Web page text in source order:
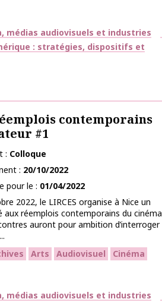
médias audiovisuels et industries
: stratégies, dispositifs et
contemporains
#1
Colloque
20/10/2022
pour le
01/04/2022
2022, le LIRCES organise à Nice un
aux réemplois contemporains du cinéma
auront pour ambition d’interroger
Arts Audiovisuel
Cinéma
médias audiovisuels et industries